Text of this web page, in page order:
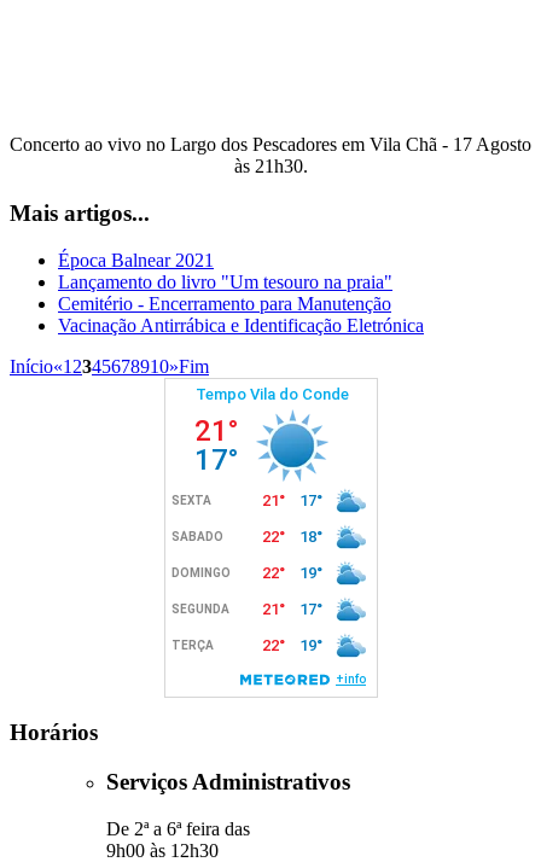
Concerto ao vivo no Largo dos Pescadores em Vila Chã - 17 Agosto
às 21h30.
Mais artigos...
Época Balnear 2021
Lançamento do livro "Um tesouro na praia"
Cemitério - Encerramento para Manutenção
Vacinação Antirrábica e Identificação Eletrónica
Início«1 2345678910»Fim
Horários
Serviços Administrativos
De 2ª a 6ª feira das
9h00 às 12h30